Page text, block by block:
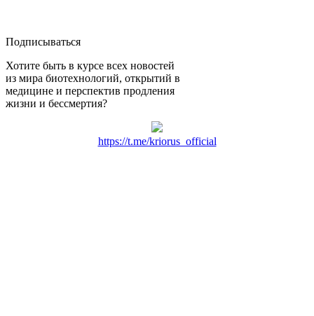
Подписываться
Хотите быть в курсе всех новостей
из мира биотехнологий, открытий в
медицине и перспектив продления
жизни и бессмертия?
https://t.me/kriorus_official